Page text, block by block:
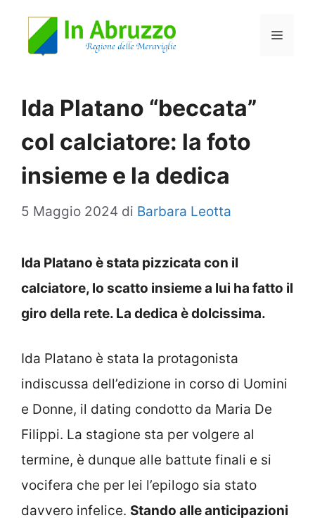
Menu
Ida Platano “beccata”
col calciatore: la foto
insieme e la dedica
5 Maggio 2024 di Barbara Leotta
Ida Platano è stata pizzicata con il
calciatore, lo scatto insieme a lui ha fatto il
giro della rete. La dedica è dolcissima.
Ida Platano è stata la protagonista
indiscussa dell’edizione in corso di Uomini
e Donne, il dating condotto da Maria De
Filippi. La stagione sta per volgere al
termine, è dunque alle battute finali e si
vocifera che per lei l’epilogo sia stato
davvero infelice. Stando alle anticipazioni